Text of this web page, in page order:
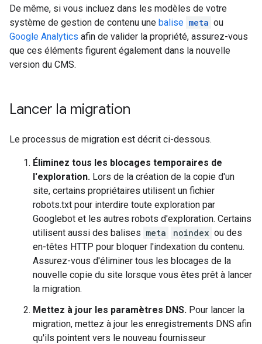
De même, si vous incluez dans les modèles de votre
système de gestion de contenu une balise meta ou
Google Analytics afin de valider la propriété, assurez-vous
que ces éléments figurent également dans la nouvelle
version du CMS.
Lancer la migration
Le processus de migration est décrit ci-dessous.
Éliminez tous les blocages temporaires de
l'exploration. Lors de la création de la copie d'un
site, certains propriétaires utilisent un fichier
robots.txt pour interdire toute exploration par
Googlebot et les autres robots d'exploration. Certains
utilisent aussi des balises meta noindex ou des
en-têtes HTTP pour bloquer l'indexation du contenu.
Assurez-vous d'éliminer tous les blocages de la
nouvelle copie du site lorsque vous êtes prêt à lancer
la migration.
Mettez à jour les paramètres DNS. Pour lancer la
migration, mettez à jour les enregistrements DNS afin
qu'ils pointent vers le nouveau fournisseur